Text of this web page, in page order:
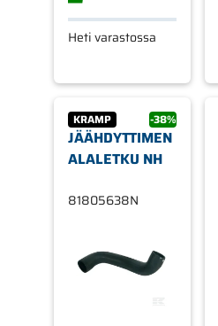
Heti varastossa
KRAMP -38%
JÄÄHDYTTIMEN
ALALETKU NH
81805638N